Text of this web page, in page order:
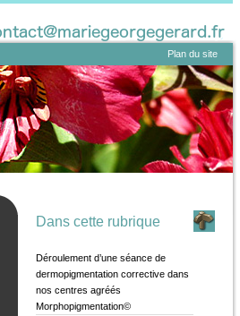
Plan du site
Dans cette rubrique
Déroulement d’une séance de
dermopigmentation corrective dans
nos centres agréés
Morphopigmentation©